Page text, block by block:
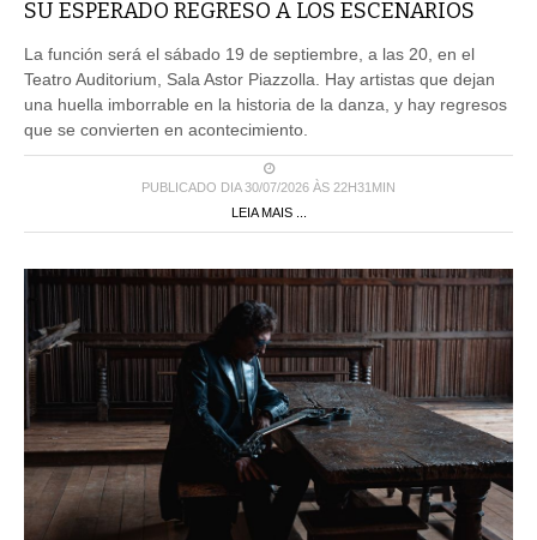
SU ESPERADO REGRESO A LOS ESCENARIOS
La función será el sábado 19 de septiembre, a las 20, en el
Teatro Auditorium, Sala Astor Piazzolla. Hay artistas que dejan
una huella imborrable en la historia de la danza, y hay regresos
que se convierten en acontecimiento.
PUBLICADO DIA 30/07/2026 ÀS 22H31MIN
LEIA MAIS ...